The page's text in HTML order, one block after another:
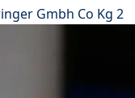
Gmbh Co Kg 2